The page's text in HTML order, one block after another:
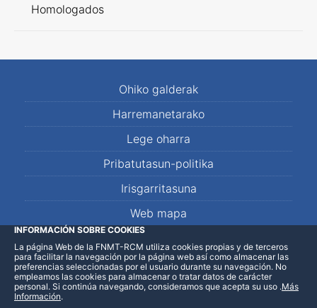
Homologados
Ohiko galderak
Harremanetarako
Lege oharra
Pribatutasun-politika
Irisgarritasuna
Web mapa
LinkedInFacebookWhatsApp
INFORMACIÓN SOBRE COOKIES
La página Web de la FNMT-RCM utiliza cookies propias y de terceros
para facilitar la navegación por la página web así como almacenar las
preferencias seleccionadas por el usuario durante su navegación. No
empleamos las cookies para almacenar o tratar datos de carácter
personal. Si continúa navegando, consideramos que acepta su uso .Más
Información.